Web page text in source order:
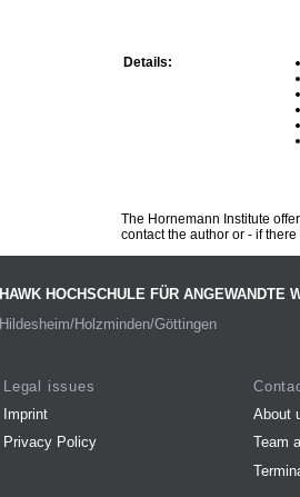
Details:
The Hornemann Institute
contact the author or - if
HAWK HOCHSCHULE FÜR ANGEWANDTE
Hildesheim/Holzminden/Göttingen
Legal issues
Imprint
Privacy Policy
About
Team